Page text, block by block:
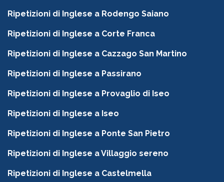
Ripetizioni di Inglese a Rodengo Saiano
Ripetizioni di Inglese a Corte Franca
Ripetizioni di Inglese a Cazzago San Martino
Ripetizioni di Inglese a Passirano
Ripetizioni di Inglese a Provaglio di Iseo
Ripetizioni di Inglese a Iseo
Ripetizioni di Inglese a Ponte San Pietro
Ripetizioni di Inglese a Villaggio sereno
Ripetizioni di Inglese a Castelmella